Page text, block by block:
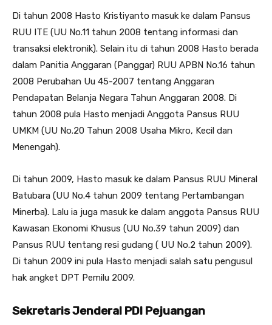
Di tahun 2008 Hasto Kristiyanto masuk ke dalam Pansus
RUU ITE (UU No.11 tahun 2008 tentang informasi dan
transaksi elektronik). Selain itu di tahun 2008 Hasto berada
dalam Panitia Anggaran (Panggar) RUU APBN No.16 tahun
2008 Perubahan Uu 45-2007 tentang Anggaran
Pendapatan Belanja Negara Tahun Anggaran 2008. Di
tahun 2008 pula Hasto menjadi Anggota Pansus RUU
UMKM (UU No.20 Tahun 2008 Usaha Mikro, Kecil dan
Menengah).
Di tahun 2009, Hasto masuk ke dalam Pansus RUU Mineral
Batubara (UU No.4 tahun 2009 tentang Pertambangan
Minerba). Lalu ia juga masuk ke dalam anggota Pansus RUU
Kawasan Ekonomi Khusus (UU No.39 tahun 2009) dan
Pansus RUU tentang resi gudang ( UU No.2 tahun 2009).
Di tahun 2009 ini pula Hasto menjadi salah satu pengusul
hak angket DPT Pemilu 2009.
Sekretaris Jenderal PDI Pejuangan